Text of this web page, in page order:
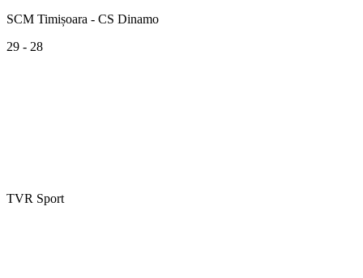
SCM Timișoara - CS Dinamo
29 - 28
TVR Sport